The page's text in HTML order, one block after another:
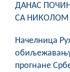
ДАНАС
СА НИКОЛОМ
Начелница
обиљежавању
прогнане